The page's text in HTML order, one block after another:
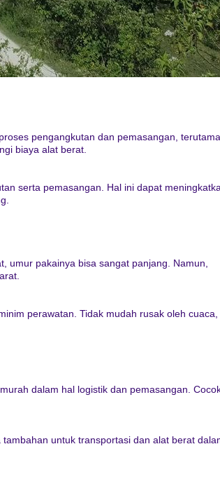
pengangkutan dan pemasangan, terutama
biaya alat berat.
serta pemasangan. Hal ini dapat
umur pakainya bisa sangat panjang. Namun,
perawatan. Tidak mudah rusak oleh cuaca,
dalam hal logistik dan pemasangan.
untuk transportasi dan alat berat